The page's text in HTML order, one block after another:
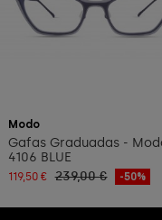
Modo
Gafas Graduadas -
4106 BLUE
119,50 € 239,00 € -50%